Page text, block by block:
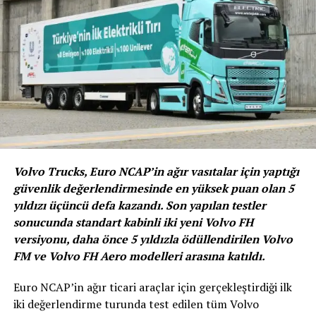
ekonomisinin en önemli seçim kriteri olduğunu
görebilirsiniz. Bizler de BRC Türkiye olarak yakıt
ekonomisini hedefleyen en gelişmiş LPG dönüşüm kiti
Maestro’yu geliştirdik” dedi.
“YÜKSEK TEKNOLOJİLİ ARAÇLARI HEDEFLEDİK”
Alternatif yakıt sistemleri devi BRC Türkiye’nin Yönetim
Kurulu Üyesi Genci Prevazi, “Otomotiv teknolojileri hızla
gelişirken alternatif yakıt sistemlerinin bu duruma
doğrudan enjeksiyona sahip yüksek teknolojili araçları
hedefledik. Yüksek teknolojili araçlar hem çevreci hem de
Volvo Trucks, Euro NCAP’in ağır vasıtalar için yaptığı
güvenlik değerlendirmesinde en yüksek puan olan 5
yıldızı üçüncü defa kazandı. Son yapılan testler
sonucunda standart kabinli iki yeni Volvo FH
versiyonu, daha önce 5 yıldızla ödüllendirilen Volvo
FM ve Volvo FH Aero modelleri arasına katıldı.
Euro NCAP’in ağır ticari araçlar için gerçekleştirdiği ilk
iki değerlendirme turunda test edilen tüm Volvo